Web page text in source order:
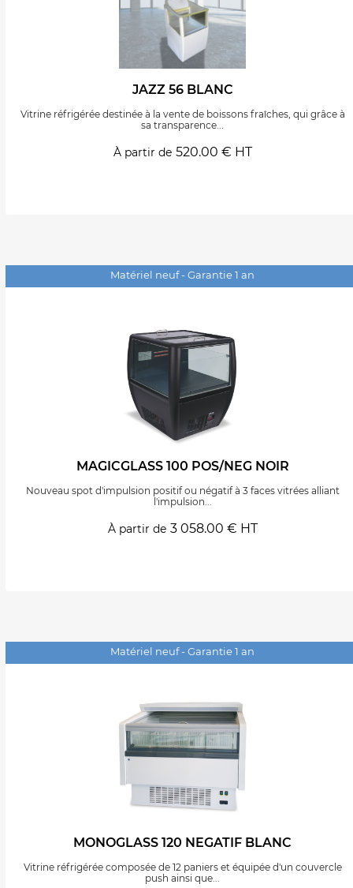
JAZZ 56 BLANC
Vitrine réfrigérée destinée à la vente de boissons fraîches, qui grâce à
sa transparence...
À partir de 520.00 € HT
Matériel neuf - Garantie 1 an
MAGICGLASS 100 POS/NEG NOIR
Nouveau spot d'impulsion positif ou négatif à 3 faces vitrées alliant
l'impulsion...
À partir de 3 058.00 € HT
Matériel neuf - Garantie 1 an
MONOGLASS 120 NEGATIF BLANC
Vitrine réfrigérée composée de 12 paniers et équipée d'un couvercle
push ainsi que...